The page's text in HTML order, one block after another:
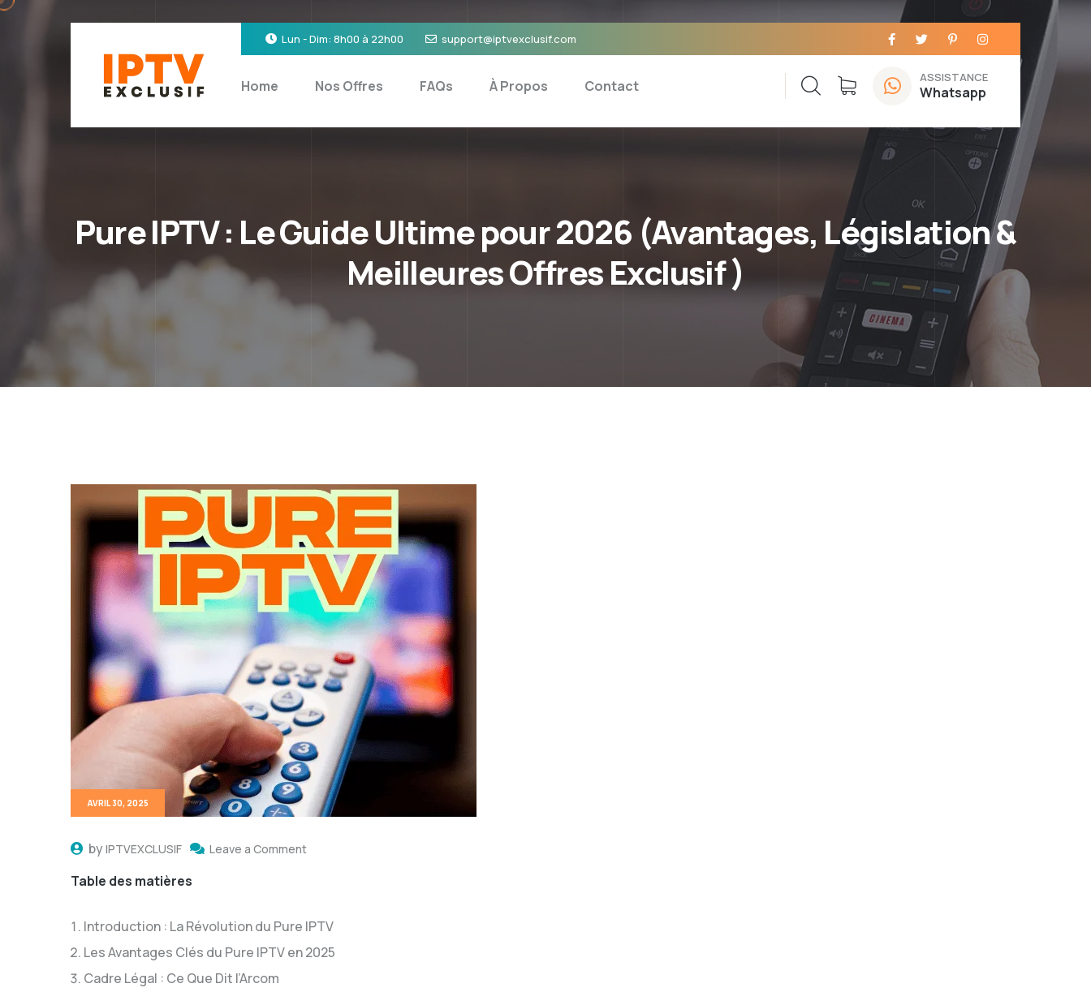
Lun - Dim: 8h00 à 22h00 support@iptvexclusif.com
Home Nos Offres FAQs À Propos Contact
ASSISTANCE
Whatsapp
Pure IPTV : Le Guide Ultime pour 2026 (Avantages, Législation &
Meilleures Offres Exclusif )
AVRIL 30, 2025
byIPTVEXCLUSIF Leave a Comment
Table des matières
Introduction : La Révolution du Pure IPTV
Les Avantages Clés du Pure IPTV en 2025
Cadre Légal : Ce Que Dit l’Arcom